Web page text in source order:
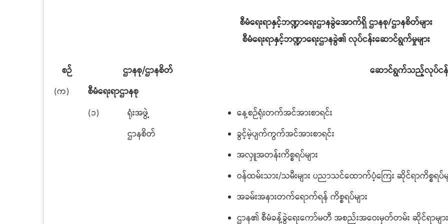
စီမံရေးရာနှင့်ဘဏ္ဍာရေးဌာနခွဲအောက်ရှိ ဌာနစု/ဌာနစိတ်များ
စီမံရေးရာနှင့်ဘဏ္ဍာရေးဌာနခွဲ၏ လုပ်ငန်းဆောင်ရွက်မှုများ
စဉ် ဌာနစု/ဌာနစိတ်
ဆောင်ရွက်သည့်လုပ်ငန်း
(က)
စီမံရေးရာဌာနစု
(၁)
ရုံးအဖွဲ့
ဌာနစိတ်
နေ့စဉ်ရုံးတက်အင်အားစာရင်း
ခွင့်မဲ့ပျက်ကွက်အင်အားစာရင်း
အလှူအတန်းကိစ္စရပ်များ
ဝန်ထမ်းသား/သမီးများ ပညာသင်ထောက်ပံ့ကြေး ဆိုင်ရာကိစ္စရပ်မ
အခမ်းအနားတက်ရောက်ရန် ကိစ္စရပ်များ
ဌာန၏ စီမံခန့်ခွဲရေးကော်မတီ အစည်းအဝေးမှတ်တမ်း ဆိုင်ရာများ